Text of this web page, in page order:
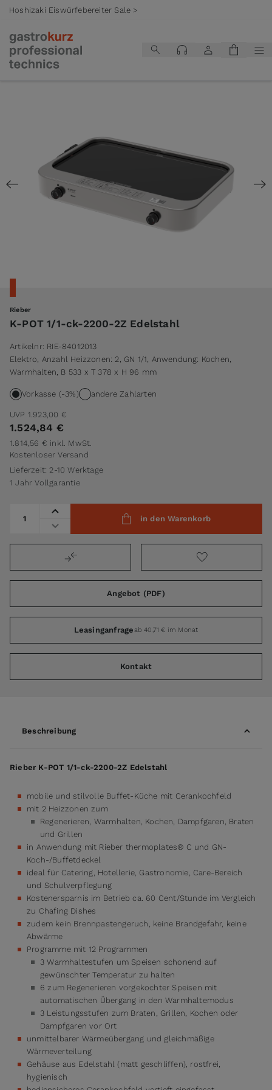
Hoshizaki Eiswürfebereiter Sale >
Rieber
K-POT 1/1-ck-2200-2Z Edelstahl
Artikelnr: RIE-84012013
Elektro, Anzahl Heizzonen: 2, GN 1/1, Anwendung: Kochen,
Warmhalten, B 533 x T 378 x H 96 mm
Vorkasse (-3%) andere Zahlarten
UVP 1.923,00 €
1.524,84 €
1.814,56 € inkl. MwSt.
Kostenloser Versand
Lieferzeit: 2-10 Werktage
1 Jahr Vollgarantie
in den Warenkorb
Angebot (PDF)
Leasinganfrageab 40,71 € im Monat
Kontakt
Beschreibung
Rieber K-POT 1/1-ck-2200-2Z Edelstahl
mobile und stilvolle Buffet-Küche mit Cerankochfeld
mit 2 Heizzonen zum
Regenerieren, Warmhalten, Kochen, Dampfgaren, Braten
und Grillen
in Anwendung mit Rieber thermoplates® C und GN-
Koch-/Buffetdeckel
ideal für Catering, Hotellerie, Gastronomie, Care-Bereich
und Schulverpflegung
Kostenersparnis im Betrieb ca. 60 Cent/Stunde im Vergleich
zu Chafing Dishes
zudem kein Brennpastengeruch, keine Brandgefahr, keine
Abwärme
Programme mit 12 Programmen
3 Warmhaltestufen um Speisen schonend auf
gewünschter Temperatur zu halten
6 zum Regenerieren vorgekochter Speisen mit
automatischen Übergang in den Warmhaltemodus
3 Leistungsstufen zum Braten, Grillen, Kochen oder
Dampfgaren vor Ort
unmittelbarer Wärmeübergang und gleichmäßige
Wärmeverteilung
Gehäuse aus Edelstahl (matt geschliffen), rostfrei,
hygienisch